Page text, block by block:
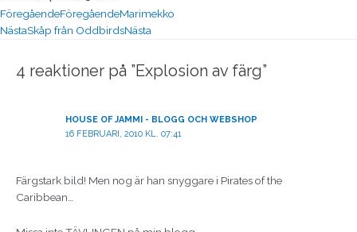
FöregåendeFöregåendeMarimekko
NästaSkåp från OddbirdsNästa
4 reaktioner på ”Explosion av färg”
HOUSE OF JAMMI - BLOGG OCH WEBSHOP
16 FEBRUARI, 2010 KL. 07:41
Färgstark bild! Men nog är han snyggare i Pirates of the
Caribbean…